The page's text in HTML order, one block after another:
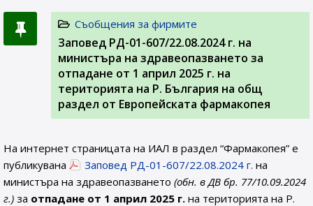
Съобщения за фирмите
Заповед РД-01-607/22.08.2024 г. на
министъра на здравеопазването за
отпадане от 1 април 2025 г. на
територията на Р. България на общ
раздел от Европейската фармакопея
На интернет страницата на ИАЛ в раздел “Фармакопея” е
публикувана
Заповед РД-01-607/22.08.2024 г. на
министъра на здравеопазването (обн. в ДВ бр. 77/10.09.2024
г.) за отпадане от 1 април 2025 г. на територията на Р.